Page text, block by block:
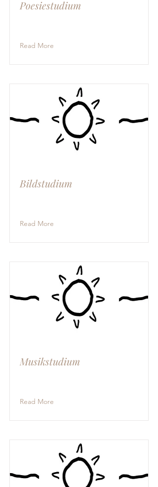
Poesiestudium
Read More
Bildstudium
Read More
Musikstudium
Read More